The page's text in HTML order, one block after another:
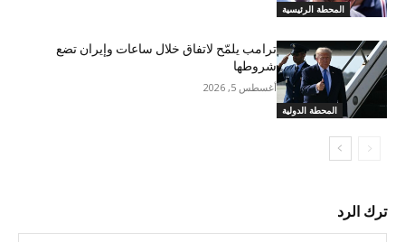
المحطة الرئيسية
المحطة الدولية
ترامب يلمّح لاتفاق خلال ساعات وإيران تضع
شروطها
أغسطس 5, 2026
ترك الرد